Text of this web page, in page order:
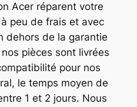
Acer réparent votre
peu de frais et avec
dehors de la garantie
pièces sont livrées
pour nos
le temps moyen de
1 et 2 jours. Nous